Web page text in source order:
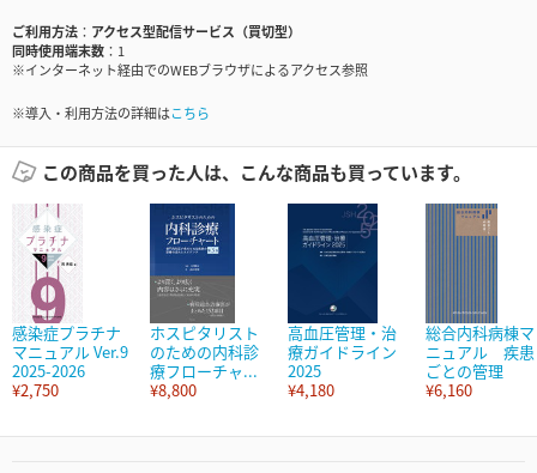
ご利用方法
アクセス型配信サービス（買切型）
同時使用端末数
1
※インターネット経由でのWEBブラウザによるアクセス参照
※導入・利用方法の詳細はこちら
この商品を買った人は、こんな商品も買っています。
感染症プラチナ
マニュアル Ver.9
2025-2026
¥2,750
ホスピタリスト
のための内科診
療フローチャ...
¥8,800
高血圧管理・治
療ガイドライン
2025
¥4,180
総合内科病棟マ
ニュアル 疾患
ごとの管理
¥6,160